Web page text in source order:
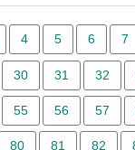
4 5 6 7
30 31 32
55 56 57
80 81 82